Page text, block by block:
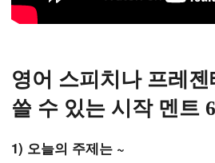
영어 스피치나 프레젠
쓸 수 있는 시작 멘트
1) 오늘의 주제는 ~